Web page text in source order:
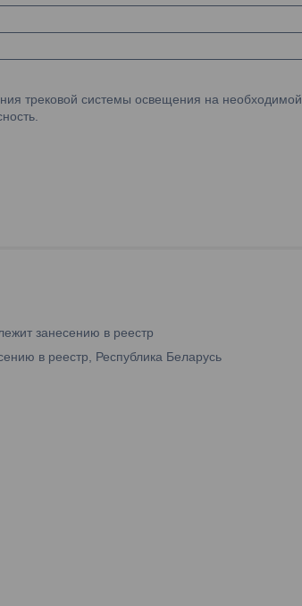
трековой системы освещения на необходимой
занесению в реестр
в реестр, Республика Беларусь